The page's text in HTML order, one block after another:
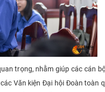
trọng, nhằm giúp các cán
Văn kiện Đại hội Đoàn toàn